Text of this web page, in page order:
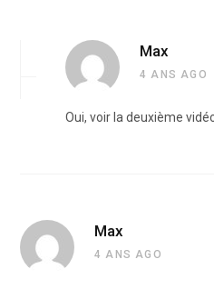
Max
4 ANS AGO
Oui, voir la deuxième
Max
4 ANS AGO